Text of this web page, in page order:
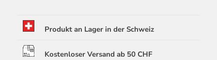
Produkt an Lager in der Schweiz
Kostenloser Versand ab 50 CHF